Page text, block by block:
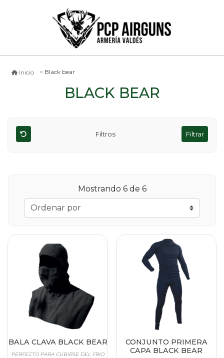
Inicio Black bear
BLACK BEAR
Filtros Filtrar
Mostrando 6de 6
BALA CLAVA BLACK BEAR
PERFECTO PARA CUBIRSE DEL FRIO
CONJUNTO PRIMERA
CAPA BLACK BEAR